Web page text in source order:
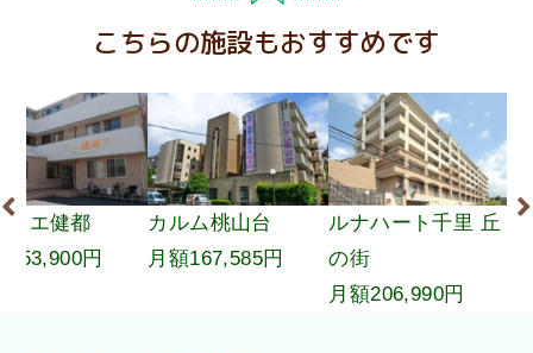
こちらの施設もおすすめです
円
カルム桃山台
月額167,585円
ルナハート千里 丘
の街
月額206,990円
ささゆ